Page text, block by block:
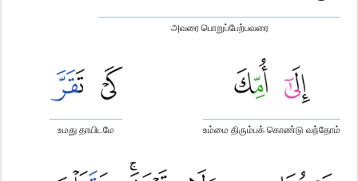
அவரை பொறுப்பேற்பவரை
உம்மை திரும்பக் கொண்டு வந்தோம்
உமது தாயிடமே